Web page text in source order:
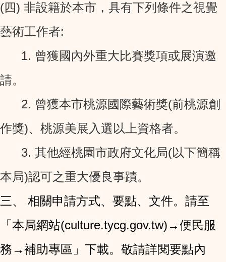
(四) 非設籍於本市，具有下列條件之視覺
藝術工作者:
1. 曾獲國內外重大比賽獎項或展演邀
請。
2. 曾獲本市桃源國際藝術獎(前桃源創
作獎)、桃源美展入選以上資格者。
3. 其他經桃園市政府文化局(以下簡稱
本局)認可之重大優良事蹟。
三、 相關申請方式、要點、文件。請至
「本局網站(culture.tycg.gov.tw)→便民服
務→補助專區」下載。 敬請詳閱要點內